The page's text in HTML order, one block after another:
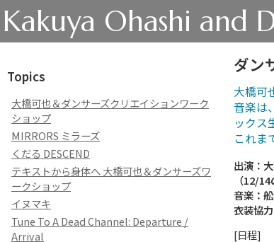
Kakuya Ohashi and
Topics
大橋可也＆ダンサーズクリエイションワーク
ショップ
MIRRORS ミラーズ
くだる DESCEND
テキストから身体へ 大橋可也＆ダンサーズワ
ークショップ
イヌマキ
Tune To A Dead Channel: Departure /
Arrival
ダン
大橋可
音楽は
ックス
これま
出演：
（12/
音楽：
衣装協
[日程]